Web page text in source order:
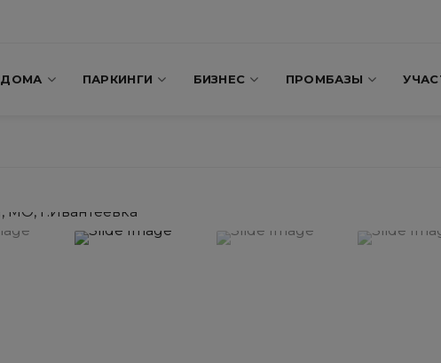
ДОМА ПАРКИНГИ БИЗНЕС ПРОМБАЗЫ